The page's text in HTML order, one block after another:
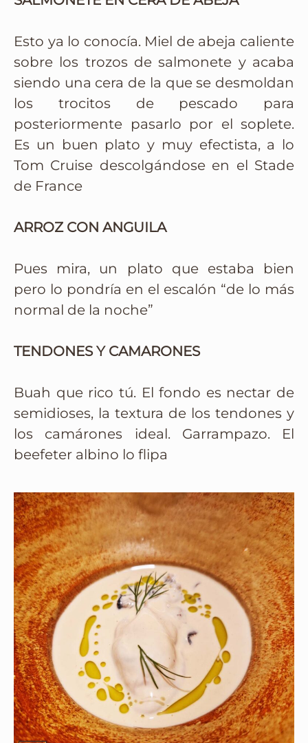
Esto ya lo conocía. Miel de abeja caliente
sobre los trozos de salmonete y acaba
siendo una cera de la que se desmoldan
los trocitos de pescado para
posteriormente pasarlo por el soplete.
Es un buen plato y muy efectista, a lo
Tom Cruise descolgándose en el Stade
de France
ARROZ CON ANGUILA
Pues mira, un plato que estaba bien
pero lo pondría en el escalón “de lo más
normal de la noche”
TENDONES Y CAMARONES
Buah que rico tú. El fondo es nectar de
semidioses, la textura de los tendones y
los camárones ideal. Garrampazo. El
beefeter albino lo flipa